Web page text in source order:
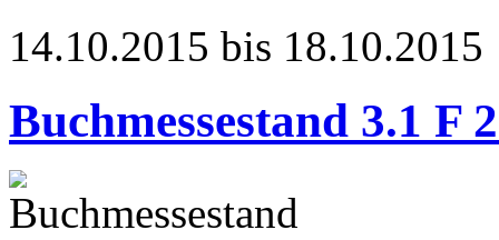
14.10.2015 bis 18.10.2015
Buchmessestand 3.1 F